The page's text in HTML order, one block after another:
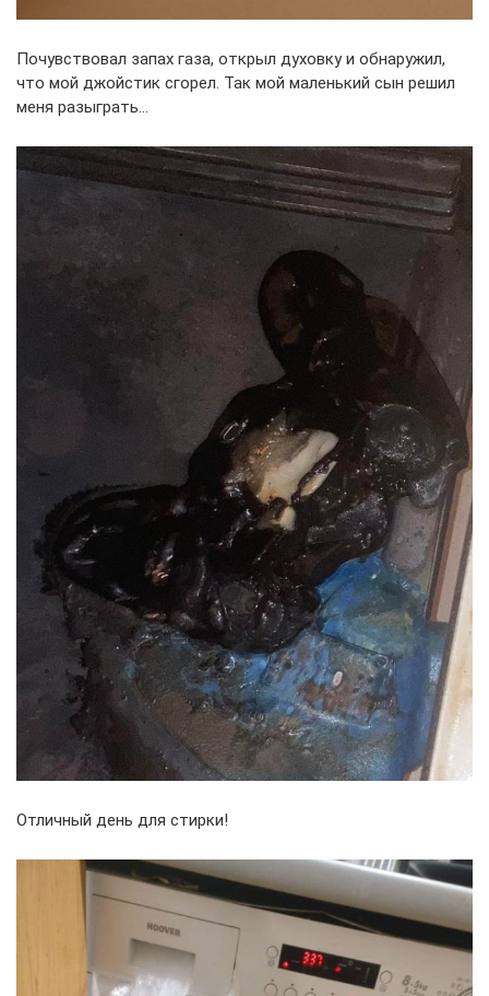
Почувствовал запах газа, открыл духовку и обнаружил,
что мой джойстик сгорел. Так мой маленький сын решил
меня разыграть…
Отличный день для стирки!